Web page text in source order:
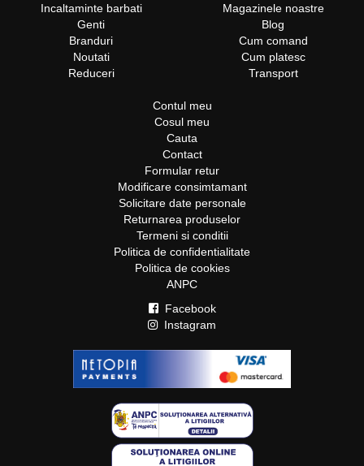
Incaltaminte barbati
Genti
Branduri
Noutati
Reduceri
Magazinele noastre
Blog
Cum comand
Cum platesc
Transport
Contul meu
Cosul meu
Cauta
Contact
Formular retur
Modificare consimtamant
Solicitare date personale
Returnarea produselor
Termeni si conditii
Politica de confidentialitate
Politica de cookies
ANPC
Facebook
Instagram